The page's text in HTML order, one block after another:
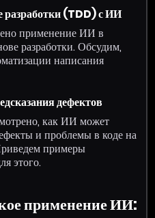
разработки (TDD) с ИИ
применение ИИ в
разработки. Обсудим,
написания
дефектов
как ИИ может
и проблемы в коде на
примеры
этого.
применение ИИ: